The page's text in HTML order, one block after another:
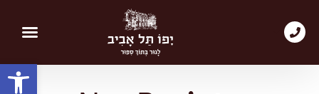
Ouvrir la barre d’outils